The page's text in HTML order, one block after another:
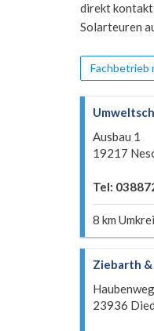
direkt
Solarteuren
Fachbetrieb
Ausbau 1
19217
Tel:
8 km
Ziebarth &
23936